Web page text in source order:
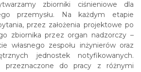
zbiorniki ciśnieniowe dla
przemysłu. Na każdym etapie
przez założenia projektowe po
zbiornika przez organ nadzorczy –
własnego zespołu inżynierów oraz
jednostek notyfikowanych.
przeznaczone do pracy z różnymi